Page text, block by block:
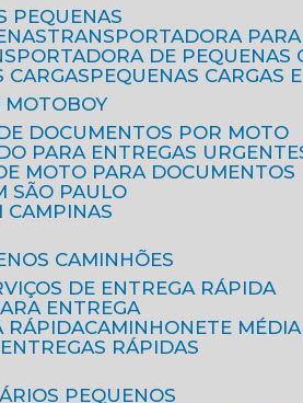
PEQUENAS
TRANSPORTADORA
DE PEQUENAS
CARGAS
PEQUENAS CARGAS
MOTOBOY
DE DOCUMENTOS POR MOTO
PARA ENTREGAS
MOTO PARA DOCUMENTOS
SÃO PAULO
CAMPINAS
CAMINHÕES
DE ENTREGA RÁPIDA
ENTREGA
RÁPIDA CAMINHONETE
RÁPIDAS
PEQUENOS